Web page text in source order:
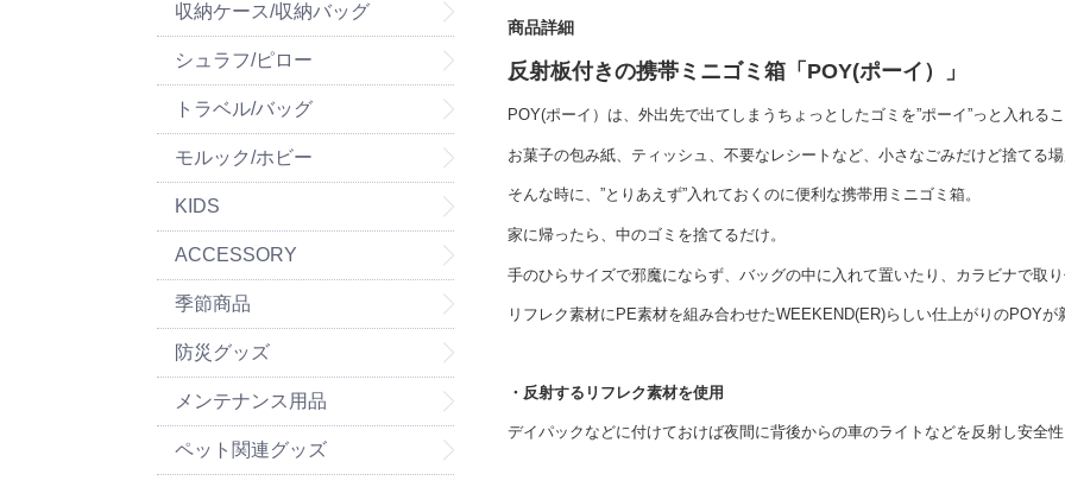
商品詳細
反射板付きの携帯ミニゴミ箱「 POY(ポーイ）」
POY(ポーイ）は、外出先で出てしまうちょっとしたゴミを”ポーイ”っと入れる
お菓子の包み紙、ティッシュ、不要なレシートなど、小さなごみだけど捨てる
そんな時に、”とりあえず”入れておくのに便利な携帯用ミニゴミ箱。
家に帰ったら、中のゴミを捨てるだけ。
手のひらサイズで邪魔にならず、バッグの中に入れて置いたり、カラビナで取
リフレク素材に PE素材を組み合わせたWEEKEND(ER)らしい仕上がりのPOYが
・ 反射するリフレク素材を使用
デイパックなどに付けておけば夜間に背後からの車のライトなどを反射し安全
収納ケース/収納バッグ
シュラフ/ピロー
トラベル/バッグ
モルック/ホビー
KIDS
ACCESSORY
季節商品
防災グッズ
メンテナンス用品
ペット関連グッズ